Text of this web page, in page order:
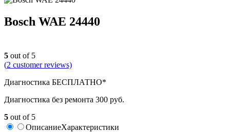
Bosch WAE 24440
5 out of 5
(2 customer reviews)
Диагностика БЕСПЛАТНО*
Диагностика без ремонта 300 руб.
5 out of 5
ОписаниеХарактеристики